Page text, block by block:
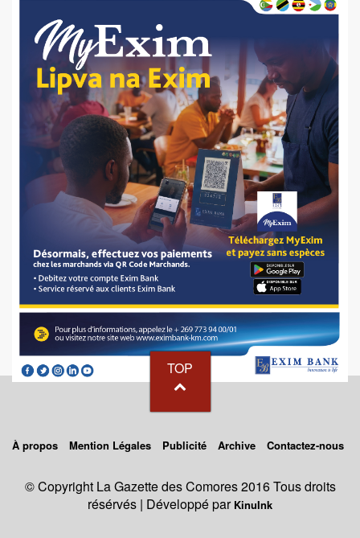
TOP
À propos Mention Légales Publicité Archive Contactez-nous
© Copyright La Gazette des Comores 2016 Tous droits
résérvés | Développé par KinuInk